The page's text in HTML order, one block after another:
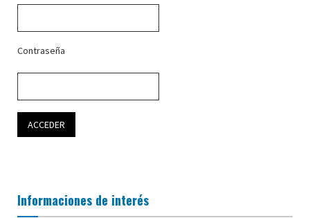
Contraseña
Informaciones de interés